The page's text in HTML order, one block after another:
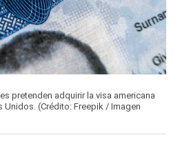
pretenden adquirir la visa americana
(Crédito: Freepik / Imagen